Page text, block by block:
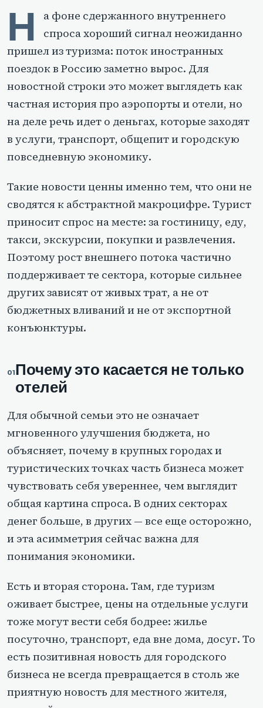
Н
а фоне сдержанного внутреннего
спроса хороший сигнал неожиданно
пришел из туризма: поток иностранных
поездок в Россию заметно вырос. Для
новостной строки это может выглядеть как
частная история про аэропорты и отели, но
на деле речь идет о деньгах, которые заходят
в услуги, транспорт, общепит и городскую
повседневную экономику.
Такие новости ценны именно тем, что они не
сводятся к абстрактной макроцифре. Турист
приносит спрос на месте: за гостиницу, еду,
такси, экскурсии, покупки и развлечения.
Поэтому рост внешнего потока частично
поддерживает те сектора, которые сильнее
других зависят от живых трат, а не от
бюджетных вливаний и не от экспортной
конъюнктуры.
Почему это касается не только
отелей
Для обычной семьи это не означает
мгновенного улучшения бюджета, но
объясняет, почему в крупных городах и
туристических точках часть бизнеса может
чувствовать себя увереннее, чем выглядит
общая картина спроса. В одних секторах
денег больше, в других — все еще осторожно,
и эта асимметрия сейчас важна для
понимания экономики.
Есть и вторая сторона. Там, где туризм
оживает быстрее, цены на отдельные услуги
тоже могут вести себя бодрее: жилье
посуточно, транспорт, еда вне дома, досуг. То
есть позитивная новость для городского
бизнеса не всегда превращается в столь же
приятную новость для местного жителя,